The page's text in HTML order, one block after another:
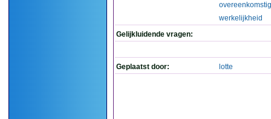
overeenkomstig
werkelijkheid
Gelijkluidende vragen:
Geplaatst door: lotte